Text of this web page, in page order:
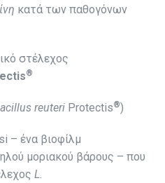
κατά των παθογόνων
στέλεχος
®
reuteri Protectis®)
– ένα βιοφίλμ
μοριακού βάρους – που
L.